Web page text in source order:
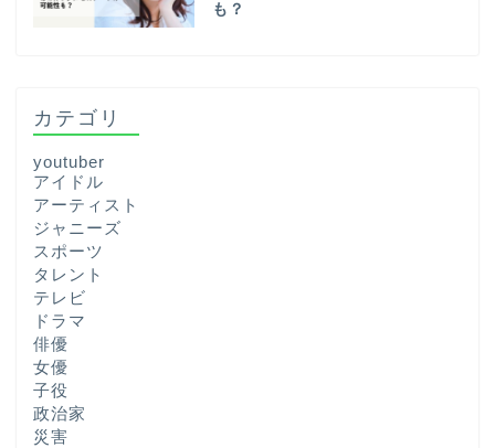
も？
カテゴリ
youtuber
アイドル
アーティスト
ジャニーズ
スポーツ
タレント
テレビ
ドラマ
俳優
女優
子役
政治家
災害